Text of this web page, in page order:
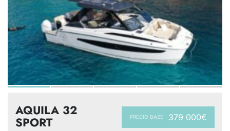
PRECIO BASE: 379 000€
AQUILA 32
SPORT